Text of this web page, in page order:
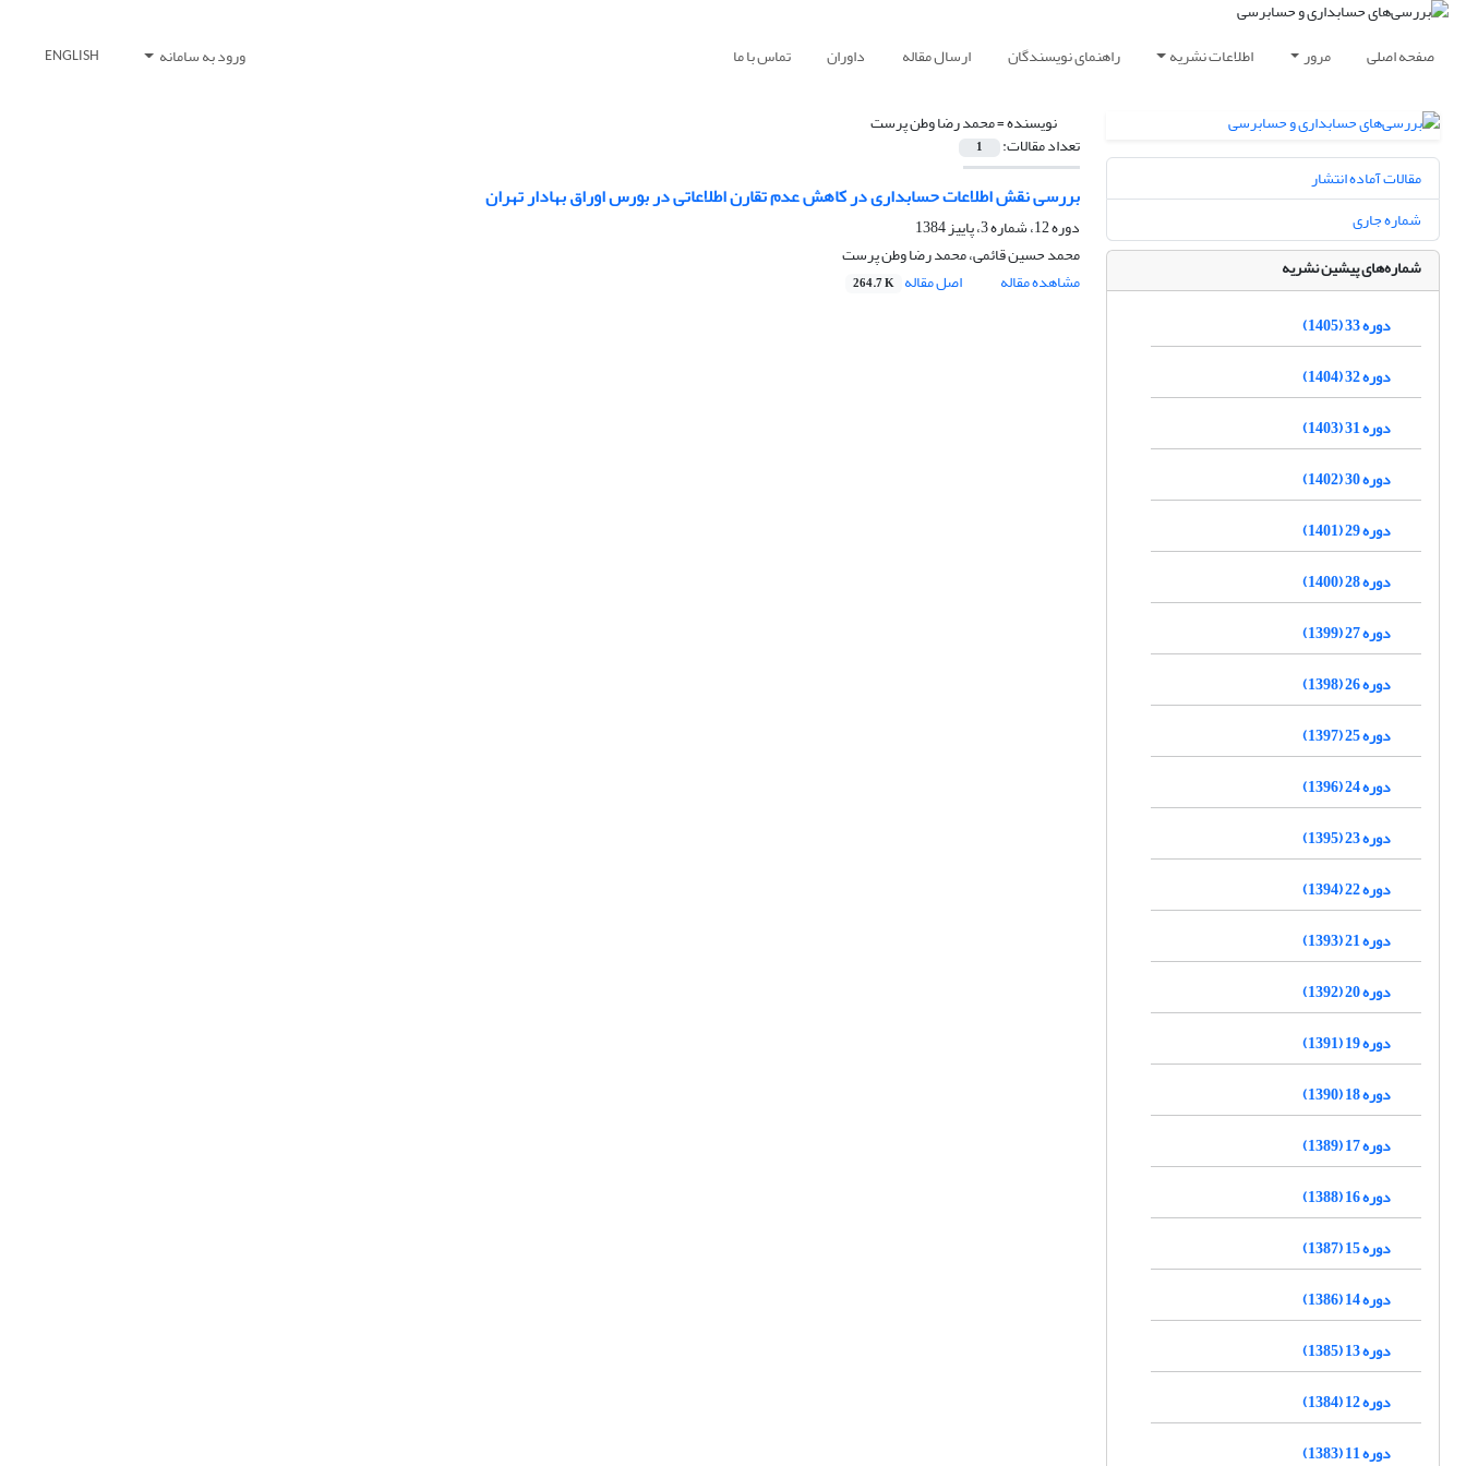
صفحه اصلی مرور اطلاعات نشریه راهنمای نویسندگان ارسال مقاله داوران تماس با ما ورود به سامانه ENGLISH
نویسنده =محمد رضا وطن پرست
تعداد مقالات: 1
بررسی نقش اطلاعات حسابداری در کاهش عدم تقارن اطلاعاتی در بورس اوراق بهادار تهران
دوره 12، شماره 3، پاییز 1384
محمد حسین قائمی، محمد رضا وطن پرست
مشاهده مقاله
اصل مقاله 264.7 K
مقالات آماده انتشار
شماره جاری
شماره‌های پیشین نشریه
دوره 33 (1405)
دوره 32 (1404)
دوره 31 (1403)
دوره 30 (1402)
دوره 29 (1401)
دوره 28 (1400)
دوره 27 (1399)
دوره 26 (1398)
دوره 25 (1397)
دوره 24 (1396)
دوره 23 (1395)
دوره 22 (1394)
دوره 21 (1393)
دوره 20 (1392)
دوره 19 (1391)
دوره 18 (1390)
دوره 17 (1389)
دوره 16 (1388)
دوره 15 (1387)
دوره 14 (1386)
دوره 13 (1385)
دوره 12 (1384)
دوره 11 (1383)